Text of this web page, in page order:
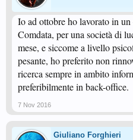
Io ad ottobre ho lavorato in
Comdata, per una società di
mese, e siccome a livello
pesante, ho preferito non
ricerca sempre in ambito
preferibilmente in back-office.
7 Nov 2016
Giuliano Forghieri